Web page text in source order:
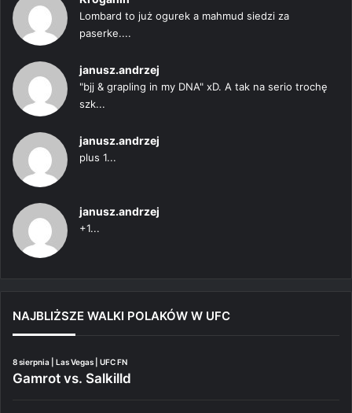
Lombard to już ogurek a mahmud siedzi za
paserke....
janusz.andrzej
"bjj & grapling in my DNA" xD. A tak na serio trochę
szk...
janusz.andrzej
plus 1...
janusz.andrzej
+1...
NAJBLIŻSZE WALKI POLAKÓW W UFC
8 sierpnia | Las Vegas | UFC FN
Gamrot vs. Salkilld